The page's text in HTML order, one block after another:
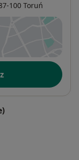
100 Toruń
w nowej karcie